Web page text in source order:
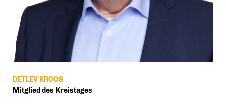
DETLEV KROOS
Mitglied des Kreistages